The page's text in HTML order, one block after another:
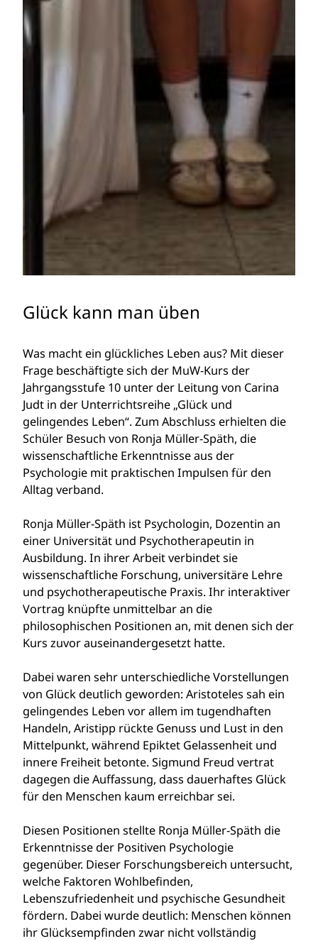
Glück kann man üben
Was macht ein glückliches Leben aus? Mit dieser
Frage beschäftigte sich der MuW-Kurs der
Jahrgangsstufe 10 unter der Leitung von Carina
Judt in der Unterrichtsreihe „Glück und
gelingendes Leben“. Zum Abschluss erhielten die
Schüler Besuch von Ronja Müller-Späth, die
wissenschaftliche Erkenntnisse aus der
Psychologie mit praktischen Impulsen für den
Alltag verband.
Ronja Müller-Späth ist Psychologin, Dozentin an
einer Universität und Psychotherapeutin in
Ausbildung. In ihrer Arbeit verbindet sie
wissenschaftliche Forschung, universitäre Lehre
und psychotherapeutische Praxis. Ihr interaktiver
Vortrag knüpfte unmittelbar an die
philosophischen Positionen an, mit denen sich der
Kurs zuvor auseinandergesetzt hatte.
Dabei waren sehr unterschiedliche Vorstellungen
von Glück deutlich geworden: Aristoteles sah ein
gelingendes Leben vor allem im tugendhaften
Handeln, Aristipp rückte Genuss und Lust in den
Mittelpunkt, während Epiktet Gelassenheit und
innere Freiheit betonte. Sigmund Freud vertrat
dagegen die Auffassung, dass dauerhaftes Glück
für den Menschen kaum erreichbar sei.
Diesen Positionen stellte Ronja Müller-Späth die
Erkenntnisse der Positiven Psychologie
gegenüber. Dieser Forschungsbereich untersucht,
welche Faktoren Wohlbefinden,
Lebenszufriedenheit und psychische Gesundheit
fördern. Dabei wurde deutlich: Menschen können
ihr Glücksempfinden zwar nicht vollständig